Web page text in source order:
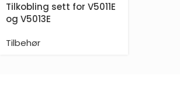
Tilkobling sett for V5011E
og V5013E
Tilbehør